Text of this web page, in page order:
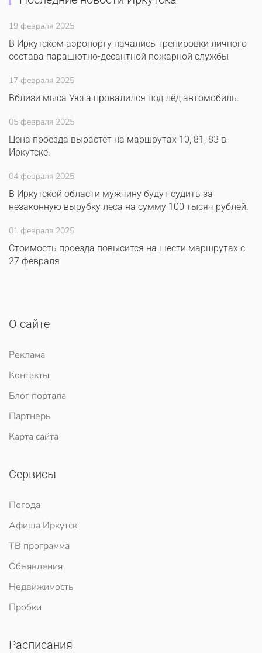
19 февраля 2025
В Иркутском аэропорту начались тренировки личного
состава парашютно-десантной пожарной службы
17 февраля 2025
Вблизи мыса Уюга провалился под лёд автомобиль.
05 февраля 2025
Цена проезда вырастет на маршрутах 10, 81, 83 в
Иркутске.
04 февраля 2025
В Иркутской области мужчину будут судить за
незаконную вырубку леса на сумму 100 тысяч рублей.
01 февраля 2025
Стоимость проезда повысится на шести маршрутах с
27 февраля
О сайте
Реклама
Контакты
Блог портала
Партнеры
Карта сайта
Сервисы
Погода
Афиша Иркутск
ТВ программа
Объявления
Недвижимость
Пробки
Расписания